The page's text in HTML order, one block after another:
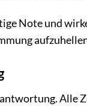
Note und
Alle